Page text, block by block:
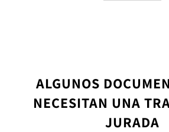
ALGUNOS
NECESITAN UNA
JURADA